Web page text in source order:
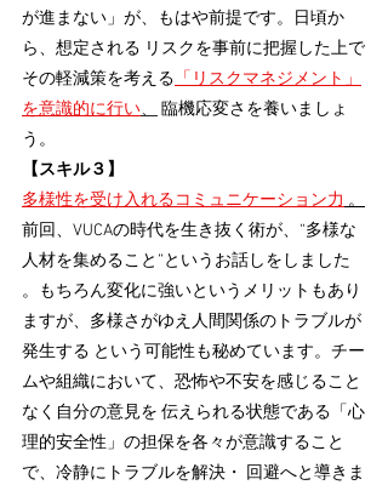
が進まない」が、もはや前提です。日頃か
ら、想定される リスクを事前に把握した上で
その軽減策を考える 「リスクマネジメント」
を意識的に行い、
臨機応変さを養いましょ
う。
【スキル３】
多様性を受け入れるコミュニケーション力 。
前回、VUCAの時代を生き抜く術が、“多様な
人材を集めること”というお話しをしました
。もちろん変化に強いというメリットもあり
ますが、多様さがゆえ人間関係のトラブルが
発生する という可能性も秘めています。チー
ムや組織において、恐怖や不安を感じること
なく自分の意見を 伝えられる状態である「心
理的安全性」の担保を各々が意識すること
で、冷静にトラブルを解決・ 回避へと導きま